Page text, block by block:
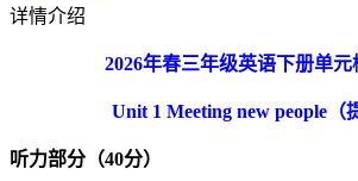
详情介绍
2026年春三年级英语下册单元
Unit 1 Meeting new people（
听力部分（40分）